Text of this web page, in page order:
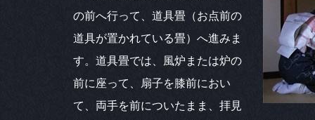
の前へ行って、道具畳（お点前の
道具が置かれている畳）へ進みま
す。道具畳では、風炉または炉の
前に座って、扇子を膝前におい
て、両手を前についたまま、拝見